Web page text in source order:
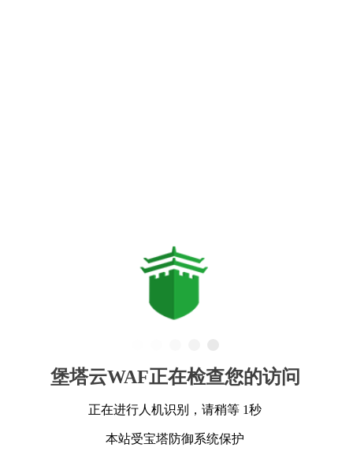
堡塔云WAF正在检查您的访问
正在进行人机识别，请稍等 1秒
本站受宝塔防御系统保护